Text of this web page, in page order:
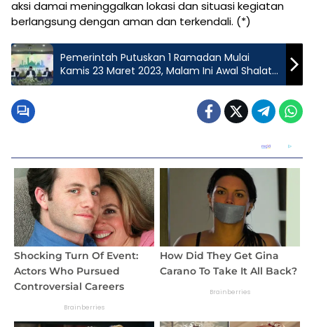
aksi damai meninggalkan lokasi dan situasi kegiatan
berlangsung dengan aman dan terkendali. (*)
Pemerintah Putuskan 1 Ramadan Mulai
Kamis 23 Maret 2023, Malam Ini Awal Shalat
Tarawih